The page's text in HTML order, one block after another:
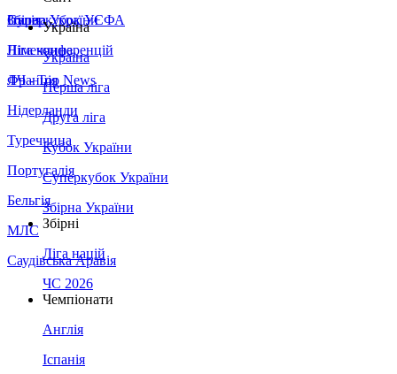
Збірна України
Італія
Німеччина
Франція
Нідерланди
Туреччина
Португалія
Бельгія
МЛС
Саудівська Аравія
Суперкубок УЄФА
Ліга конференцій
ЛЧ - Top News
Україна
Україна
Перша ліга
Друга ліга
Кубок України
Суперкубок України
Збірна України
Збірні
Ліга націй
ЧС 2026
Чемпіонати
Англія
Іспанія